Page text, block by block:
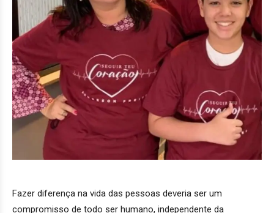
Fazer diferença na vida das pessoas deveria ser um
compromisso de todo ser humano, independente da